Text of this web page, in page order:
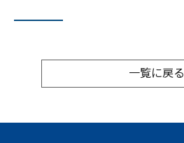
一覧に戻る